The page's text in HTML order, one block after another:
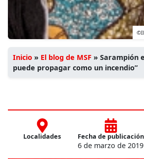
Inicio » El blog de MSF » Sarampión
puede propagar como un incendio”
Localidades Fecha de publicación
6 de marzo de 2019